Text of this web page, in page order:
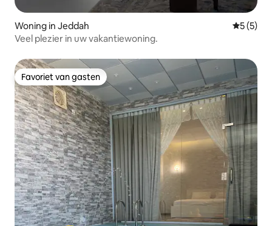
Woning in Jeddah
5 (5)
Veel plezier in uw vakantiewoning.
Favoriet van gasten
Favoriet van gasten